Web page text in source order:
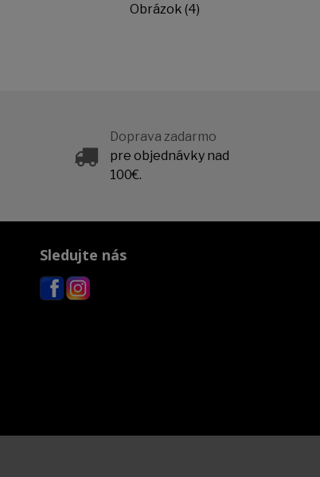
Obrázok (4)
Doprava zadarmo
pre objednávky nad
100€.
Sledujte nás